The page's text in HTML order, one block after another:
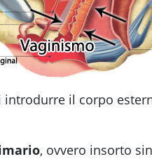
il corpo
, ovvero insorto